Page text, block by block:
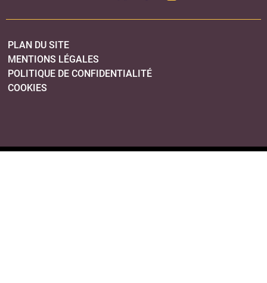
PLAN DU SITE
MENTIONS LÉGALES
POLITIQUE DE CONFIDENTIALITÉ
COOKIES